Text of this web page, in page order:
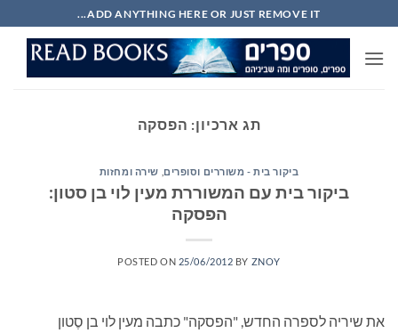
to
content
ADD ANYTHING HERE OR JUST REMOVE IT...
תג ארכיון: הפסקה
ביקור בית - משוררים וסופרים שירה ומחזות
ביקור בית עם המשוררת מעין לוי בן סטון:
הפסקה
POSTED ON 25/06/2012 BY ZNOY
את שיריה לספרה החדש, "הפסקה" כתבה מעין לוי בן סֶטון